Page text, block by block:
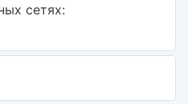
сетях: